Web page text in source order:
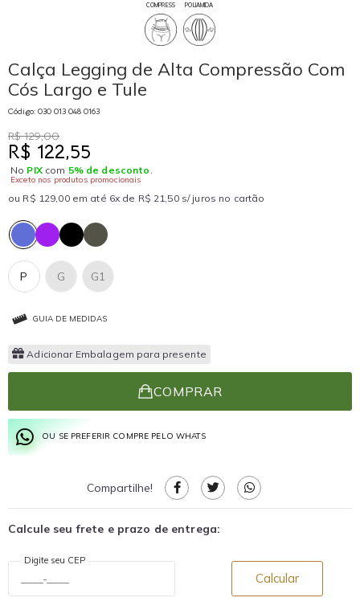
COMPRESS POLIAMIDA
Calça Legging de Alta Compressão Com
Cós Largo e Tule
Código: 030 013 048 0163
R$ 129,00
R$ 122,55
No PIXcom 5% de desconto .
Exceto nos produtos promocionais
ou R$ 129,00 em até 6x de R$ 21,50 s/ juros no cartão
P G G1
GUIA DE MEDIDAS
Adicionar Embalagem para presente
COMPRAR
OU SE PREFERIR COMPRE PELO WHATS
Compartilhe!
Calcule seu frete e prazo de entrega:
Digite seu CEP
Calcular